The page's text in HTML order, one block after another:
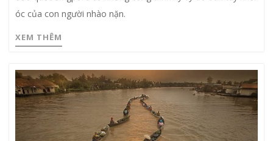
óc của con người nhào nặn.
XEM THÊM